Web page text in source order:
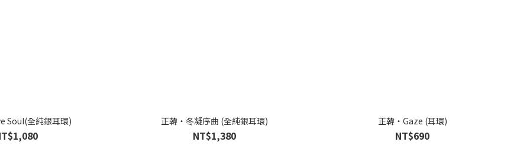
Soul(全純銀耳環) 正韓・冬凝序曲 (全純銀耳環)
NT$1,380
正韓・Gaze (耳環)
NT$690